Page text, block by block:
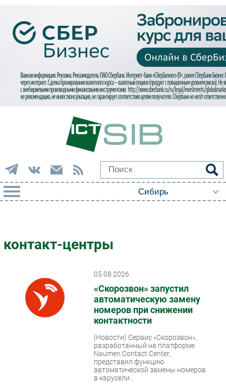
Импорто­замещение
Автоматизация Промышленности
Мобильная связь
Фиксированная связь
Интеграция
контакт-центры
05.08.2026
«Скорозвон» запустил
автоматическую замену
номеров при снижении
контактности
(Новости) Сервис «Скорозвон»,
разработанный на платформе
Naumen Contact Center,
представил функцию
автоматической замены номеров
в карусели...